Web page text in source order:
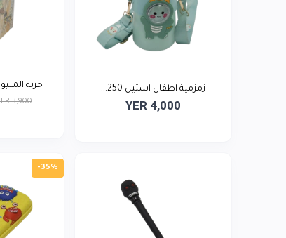
زمزمية اطفال استيل 250...
YER 4,000
خزنة
3,900
-35%